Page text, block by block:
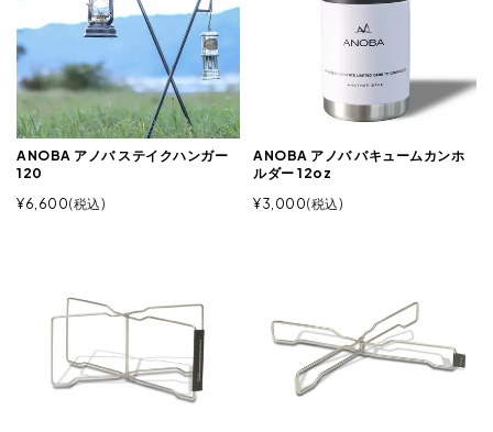
ANOBA アノバ ステイクハンガー
120
¥6,600 税込
ANOBA アノバ バキュームカンホ
ルダー 12oz
¥3,000 税込